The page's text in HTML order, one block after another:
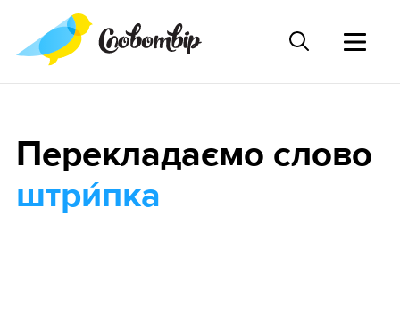
Перекладаємо слово
штри́пка